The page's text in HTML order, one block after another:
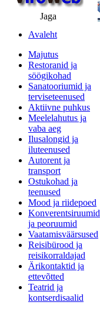
Jaga
Avaleht
Majutus
Restoranid ja
söögikohad
Sanatooriumid ja
terviseteenused
Aktiivne puhkus
Meelelahutus ja
vaba aeg
Ilusalongid ja
iluteenused
Autorent ja
transport
Ostukohad ja
teenused
Mood ja riidepoed
Konverentsiruumid
ja peoruumid
Vaatamisväärsused
Reisibürood ja
reisikorraldajad
Ärikontaktid ja
ettevõtted
Teatrid ja
kontserdisaalid